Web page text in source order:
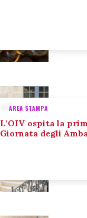
AREA STAMPA
L’OIV ospita la
Giornata degli